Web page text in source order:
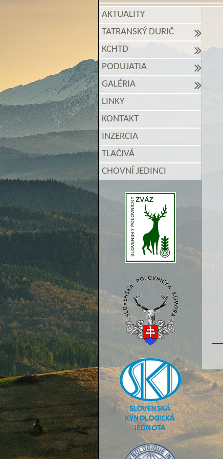
AKTUALITY
TATRANSKÝ DURIČ
KCHTD
PODUJATIA
GALÉRIA
LINKY
KONTAKT
INZERCIA
TLAČIVÁ
CHOVNÍ JEDINCI